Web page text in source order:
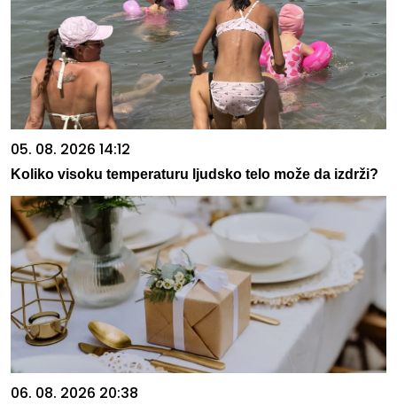
05. 08. 2026 14:12
Koliko visoku temperaturu ljudsko telo može da izdrži?
06. 08. 2026 20:38